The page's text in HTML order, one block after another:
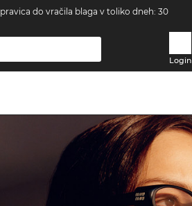
pravica do vračila blaga v toliko dneh: 30
Login